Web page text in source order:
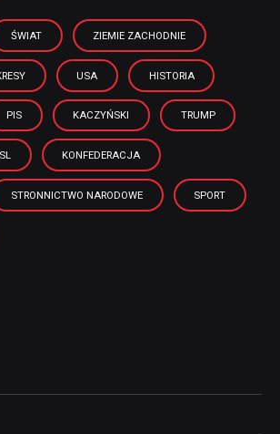
ŚWIAT ZIEMIE ZACHODNIE
USA HISTORIA
PIS KACZYŃSKI TRUMP
KONFEDERACJA
STRONNICTWO NARODOWE SPORT